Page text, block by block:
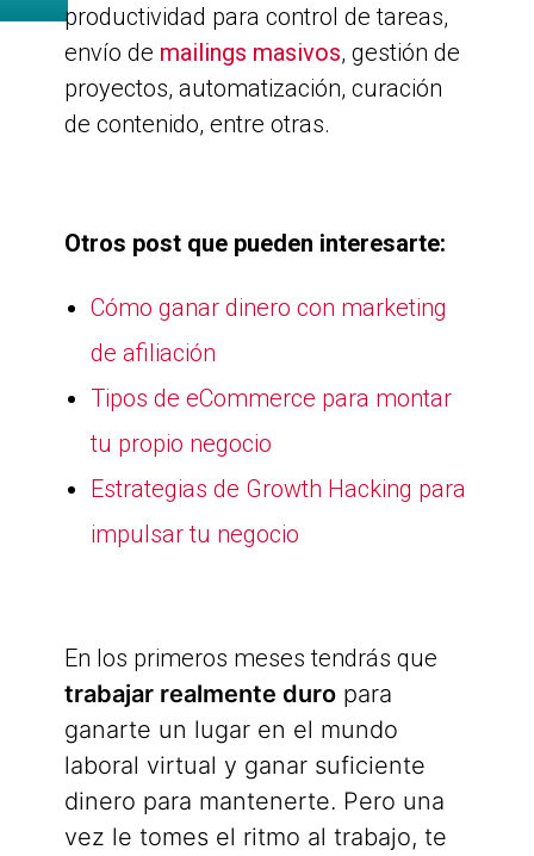
productividad para control de tareas,
envío de mailings masivos, gestión de
proyectos, automatización, curación
de contenido, entre otras.
Otros post que pueden interesarte:
Cómo ganar dinero con marketing
de afiliación
Tipos de eCommerce para montar
tu propio negocio
Estrategias de Growth Hacking para
impulsar tu negocio
En los primeros meses tendrás que
trabajar realmente duropara
ganarte un lugar en el mundo
laboral virtual y ganar suficiente
dinero para mantenerte. Pero una
vez le tomes el ritmo al trabajo, te